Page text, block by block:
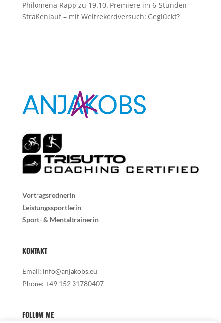
Philomena Rapp zu 19.10. Premiere im 6-Stunden-
Straßenlauf – mit Weltrekordversuch: Geglückt?
Vortragsrednerin
Leistungssportlerin
Sport- & Mentaltrainerin
KONTAKT
Email: info@anjakobs.eu
Phone: +49 152 31780407
FOLLOW ME